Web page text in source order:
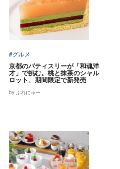
#グルメ
京都のパティスリーが「和魂洋
才」で挑む。桃と抹茶のシャル
ロット、期間限定で新発売
by ぷれにゅー